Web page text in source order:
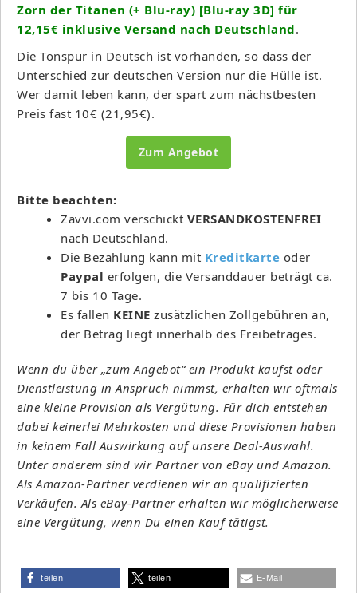
Zorn der Titanen (+ Blu-ray) [Blu-ray 3D] für
12,15€ inklusive Versand nach Deutschland.
Die Tonspur in Deutsch ist vorhanden, so dass der
Unterschied zur deutschen Version nur die Hülle ist.
Wer damit leben kann, der spart zum nächstbesten
Preis fast 10€ (21,95€).
Zum Angebot
Bitte beachten:
Zavvi.com verschickt VERSANDKOSTENFREI
nach Deutschland.
Die Bezahlung kann mit Kreditkarte oder
Paypal erfolgen, die Versanddauer beträgt ca.
7 bis 10 Tage.
Es fallen KEINE zusätzlichen Zollgebühren an,
der Betrag liegt innerhalb des Freibetrages.
Wenn du über „zum Angebot“ ein Produkt kaufst oder
Dienstleistung in Anspruch nimmst, erhalten wir oftmals
eine kleine Provision als Vergütung. Für dich entstehen
dabei keinerlei Mehrkosten und diese Provisionen haben
in keinem Fall Auswirkung auf unsere Deal-Auswahl.
Unter anderem sind wir Partner von eBay und Amazon.
Als Amazon-Partner verdienen wir an qualifizierten
Verkäufen. Als eBay-Partner erhalten wir möglicherweise
eine Vergütung, wenn Du einen Kauf tätigst.
teilen teilen E-Mail